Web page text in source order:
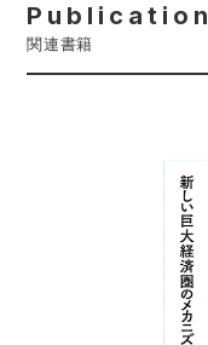
Publication
関連書籍